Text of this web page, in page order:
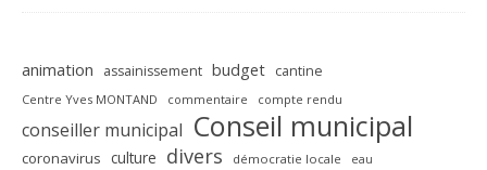
animation assainissement budget cantine
Centre Yves MONTAND commentaire compte rendu
conseiller municipal Conseil municipal
coronavirus culture divers démocratie locale eau